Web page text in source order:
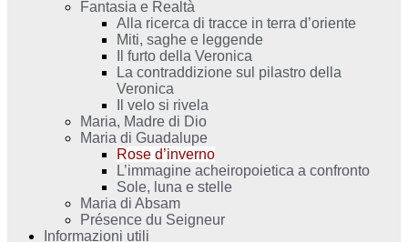
Fantasia e Realtà
Alla ricerca di tracce in terra d’oriente
Miti, saghe e leggende
Il furto della Veronica
La contraddizione sul pilastro della
Veronica
Il velo si rivela
Maria, Madre di Dio
Maria di Guadalupe
Rose d’inverno
L’immagine acheiropoietica a confronto
Sole, luna e stelle
Maria di Absam
Présence du Seigneur
Informazioni utili